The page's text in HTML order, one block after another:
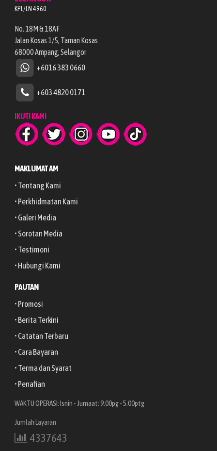
KPL/LN 4960
No. 18M & 18AF
Jalan Kosas 1/5, Taman Kosas
68000 Ampang, Selangor
+6016 383 0660
+603 4820 0171
IKUTI KAMI
MAKLUMAT AM
• Tentang Kami
• Perkhidmatan Kami
• Galeri Media
• Sorotan Media
• Testimoni
• Hubungi Kami
PAUTAN
• Promosi
• Berita Terkini
• Catatan Terbaru
• Cara Bayaran
• Terma dan Syarat
• Penafian
WAKTU OPERASI: Isnin - Jumaat: 9.00pg - 5.00ptg
Jumlah Layaran
4337643